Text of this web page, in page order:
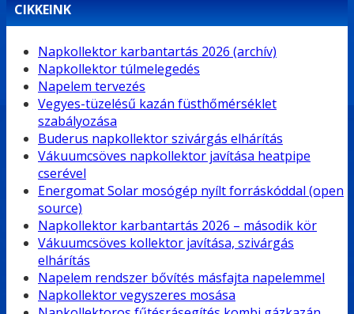
CIKKEINK
Napkollektor karbantartás 2026 (archív)
Napkollektor túlmelegedés
Napelem tervezés
Vegyes-tüzelésű kazán füsthőmérséklet
szabályozása
Buderus napkollektor szivárgás elhárítás
Vákuumcsöves napkollektor javítása heatpipe
cserével
Energomat Solar mosógép nyílt forráskóddal (open
source)
Napkollektor karbantartás 2026 – második kör
Vákuumcsöves kollektor javítása, szivárgás
elhárítás
Napelem rendszer bővítés másfajta napelemmel
Napkollektor vegyszeres mosása